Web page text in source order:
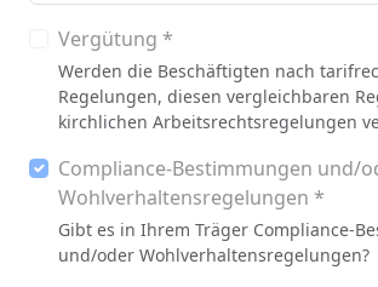
Vergütung *
Werden die Beschäftigten nach
Regelungen, diesen vergleichbaren
kirchlichen Arbeitsrechtsregelungen
Compliance-Bestimmungen und/
Wohlverhaltensregelungen *
Gibt es in Ihrem Träger Compliance-
und/oder Wohlverhaltensregelungen?